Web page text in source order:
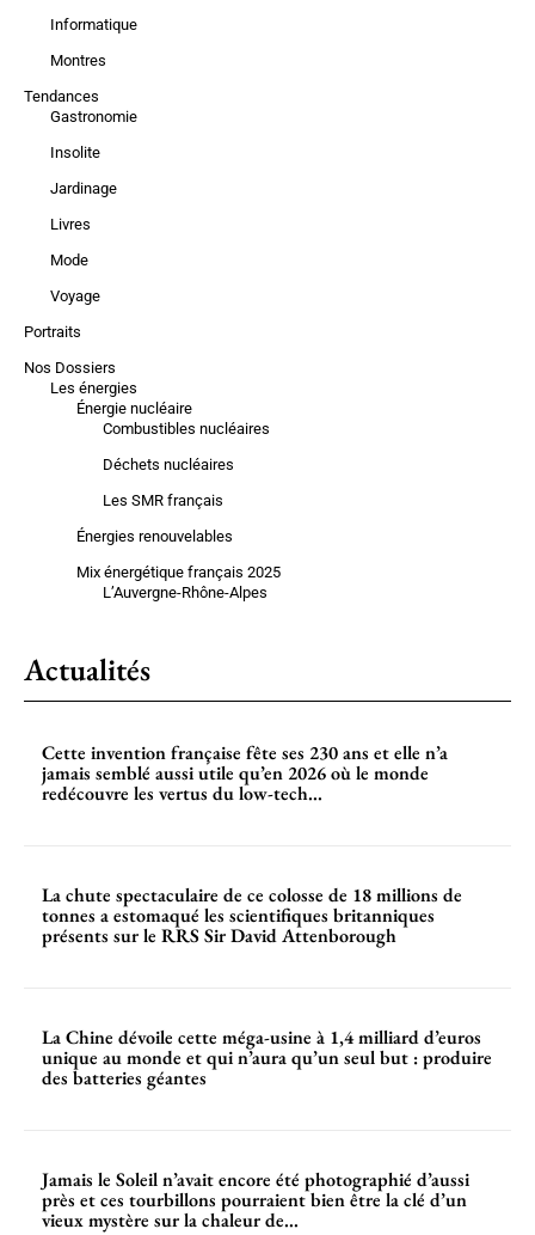
Informatique
Montres
Tendances
Gastronomie
Insolite
Jardinage
Livres
Mode
Voyage
Portraits
Nos Dossiers
Les énergies
Énergie nucléaire
Combustibles nucléaires
Déchets nucléaires
Les SMR français
Énergies renouvelables
Mix énergétique français 2025
L’Auvergne-Rhône-Alpes
Actualités
Cette invention française fête ses 230 ans et elle n’a
jamais semblé aussi utile qu’en 2026 où le monde
redécouvre les vertus du low-tech...
La chute spectaculaire de ce colosse de 18 millions de
tonnes a estomaqué les scientifiques britanniques
présents sur le RRS Sir David Attenborough
La Chine dévoile cette méga-usine à 1,4 milliard d’euros
unique au monde et qui n’aura qu’un seul but : produire
des batteries géantes
Jamais le Soleil n’avait encore été photographié d’aussi
près et ces tourbillons pourraient bien être la clé d’un
vieux mystère sur la chaleur de...